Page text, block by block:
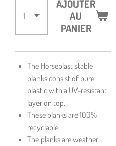
AJOUTER
AU
PANIER
The Horseplast stable
planks consist of pure
plastic with a UV-resistant
layer on top.
These planks are 100%
recyclable.
The planks are weather